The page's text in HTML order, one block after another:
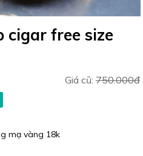
cigar free size
Giá cũ: 750.000đ
mạ vàng 18k